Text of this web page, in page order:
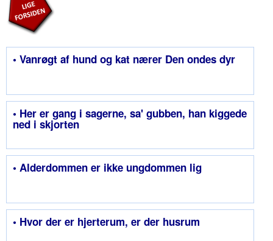
• Vanrøgt af hund og kat nærer Den ondes dyr
• Her er gang i sagerne, sa' gubben, han kiggede
ned i skjorten
• Alderdommen er ikke ungdommen lig
• Hvor der er hjerterum, er der husrum